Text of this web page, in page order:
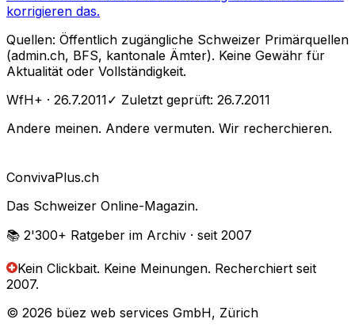
korrigieren das.
Quellen: Öffentlich zugängliche Schweizer Primärquellen
(admin.ch, BFS, kantonale Ämter). Keine Gewähr für
Aktualität oder Vollständigkeit.
WfH+ · 26.7.2011✓ Zuletzt geprüft: 26.7.2011
Andere meinen. Andere vermuten. Wir recherchieren.
ConvivaPlus.ch
Das Schweizer Online-Magazin.
📚 2'300+ Ratgeber im Archiv · seit 2007
Kein Clickbait. Keine Meinungen. Recherchiert seit
2007.
© 2026 büez web services GmbH, Zürich